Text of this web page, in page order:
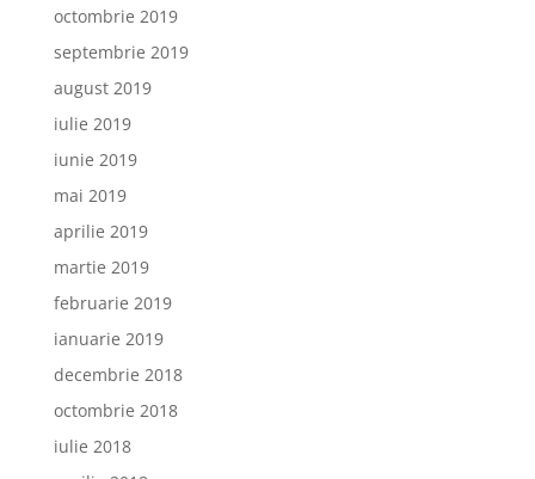
octombrie 2019
septembrie 2019
august 2019
iulie 2019
iunie 2019
mai 2019
aprilie 2019
martie 2019
februarie 2019
ianuarie 2019
decembrie 2018
octombrie 2018
iulie 2018